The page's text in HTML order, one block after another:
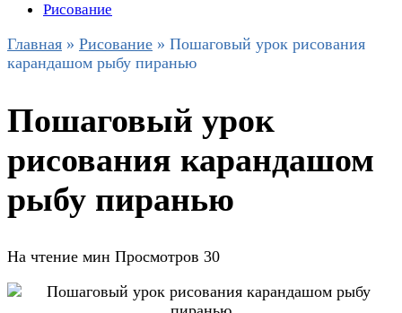
Рисование
Главная » Рисование » Пошаговый урок рисования
карандашом рыбу пиранью
Пошаговый урок
рисования карандашом
рыбу пиранью
На чтение мин Просмотров 30